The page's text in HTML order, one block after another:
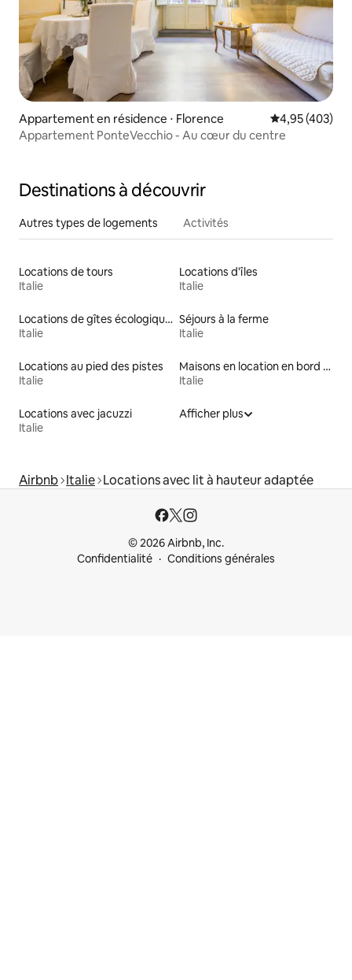
Appartement en résidence ⋅ Florence Évaluation
4,95 (403)
Appartement PonteVecchio - Au cœur du centre
Destinations à découvrir
Autres types de logements Activités
Locations de tours
Italie
Locations d'îles
Italie
Locations de gîtes écologiques
Italie
Séjours à la ferme
Italie
Locations au pied des pistes
Italie
Maisons en location en bord de mer
Italie
Locations avec jacuzzi
Italie
Afficher plus
Airbnb Italie Locations avec lit à hauteur adaptée
© 2026 Airbnb, Inc.
Confidentialité
Conditions générales